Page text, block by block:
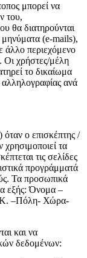
μπορεί να
του,
θα διατηρούνται
μηνύματα (e-mails),
άλλο περιεχόμενο
Οι χρήστες/μέλη
το δικαίωμα
αλληλογραφίας ανά
ο επισκέπτης /
χρησιμοποιεί τα
τις σελίδες
προγράμματά
Τα προσωπικά
εξής: Όνομα –
–Πόλη- Χώρα-
και να
δεδομένων: